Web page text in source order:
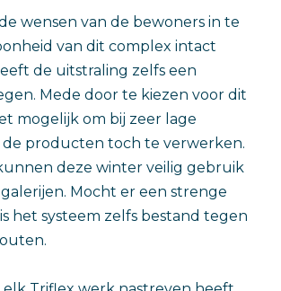
wensen van de bewoners in te
van dit complex intact
de uitstraling zelfs een
Mede door te kiezen voor dit
mogelijk om bij zeer lage
producten toch te verwerken.
deze winter veilig gebruik
Mocht er een strenge
het systeem zelfs bestand tegen